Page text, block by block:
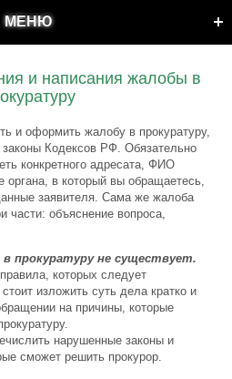
МЕНЮ
и написания жалобы в
и оформить жалобу в прокуратуру,
законы Кодексов РФ. Обязательно
конкретного адресата, ФИО
органа, в который вы обращаетесь,
заявителя. Сама же жалоба
части: объяснение вопроса,
прокуратуру не существует.
которых следует
изложить суть дела кратко и
на причины, которые
нарушенные законы и
сможет решить прокурор.